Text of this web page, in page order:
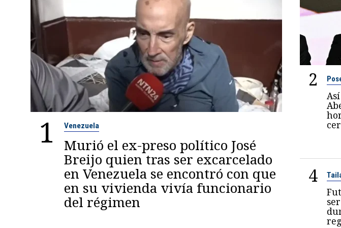
1 Venezuela
Murió el ex-preso político José
Breijo quien tras ser excarcelado
en Venezuela se encontró con que
en su vivienda vivía funcionario
del régimen
2
4